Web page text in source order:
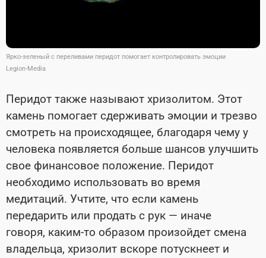
Ярко-зеленый с переливами перидот помогает контролировать эмоции
Legion-Media
Перидот также называют хризолитом. Этот
камень помогает сдерживать эмоции и трезво
смотреть на происходящее, благодаря чему у
человека появляется больше шансов улучшить
свое финансовое положение. Перидот
необходимо использовать во время
медитаций. Учтите, что если камень
передарить или продать с рук — иначе
говоря, каким-то образом произойдет смена
владельца, хризолит вскоре потускнеет и